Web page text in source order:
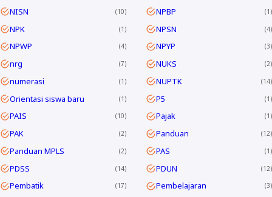
NISN 10 NPBP 1
NPK 1 NPSN 4
NPWP 4 NPYP 3
nrg 7 NUKS 2
numerasi 1 NUPTK 14
Orientasi siswa baru 1 P5 1
PAIS 10 Pajak 1
PAK 2 Panduan 12
Panduan MPLS 2 PAS 1
PDSS 14 PDUN 12
Pembatik 17 Pembelajaran 3